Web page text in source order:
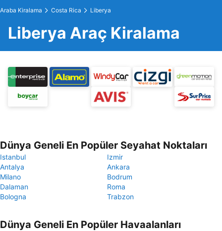
Araba Kiralama Costa Rica Liberya
Liberya Araç Kiralama
Dünya Geneli En Popüler Seyahat Noktaları
Istanbul
Izmir
Antalya
Ankara
Milano
Bodrum
Dalaman
Roma
Bologna
Trabzon
Dünya Geneli En Popüler Havaalanları